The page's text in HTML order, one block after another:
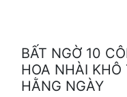
BẤT NGỜ 10
HOA NHÀI KHÔ
HẰNG NGÀY